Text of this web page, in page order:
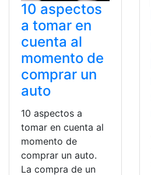
10 aspectos
a tomar en
cuenta al
momento de
comprar un
auto
10 aspectos a
tomar en cuenta al
momento de
comprar un auto.
La compra de un